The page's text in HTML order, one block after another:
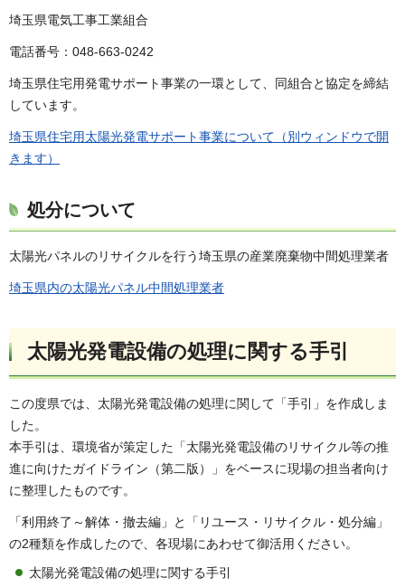
埼玉県電気工事工業組合
電話番号：048-663-0242
埼玉県住宅用発電サポート事業の一環として、同組合と協定を締結
しています。
埼玉県住宅用太陽光発電サポート事業について（別ウィンドウで開
きます）
処分について
太陽光パネルのリサイクルを行う埼玉県の産業廃棄物中間処理業者
埼玉県内の太陽光パネル中間処理業者
太陽光発電設備の処理に関する手引
この度県では、太陽光発電設備の処理に関して「手引」を作成しま
した。
本手引は、環境省が策定した「太陽光発電設備のリサイクル等の推
進に向けたガイドライン（第二版）」をベースに現場の担当者向け
に整理したものです。
「利用終了～解体・撤去編」と「リユース・リサイクル・処分編」
の2種類を作成したので、各現場にあわせて御活用ください。
太陽光発電設備の処理に関する手引